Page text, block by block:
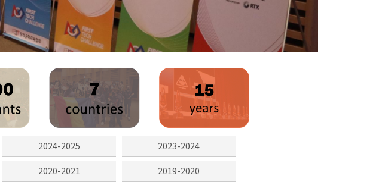
2024-2025
2023-2024
2020-2021
2019-2020